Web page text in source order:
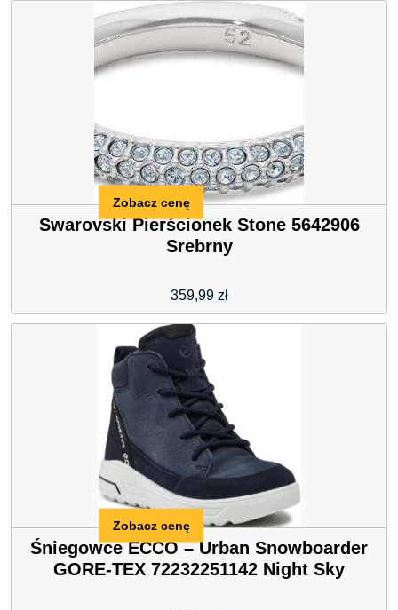
Swarovski Pierścionek Stone 5642906
Srebrny
359,99 zł
Zobacz cenę
Śniegowce ECCO – Urban Snowboarder
GORE-TEX 72232251142 Night Sky
Zobacz cenę